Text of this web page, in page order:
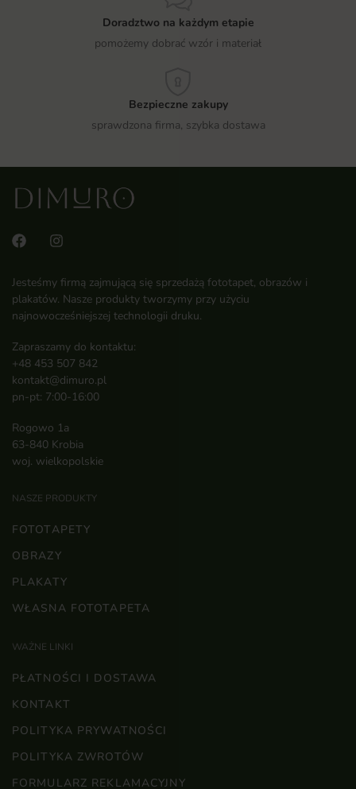
Doradztwo na każdym etapie
pomożemy dobrać wzór i materiał
Bezpieczne zakupy
sprawdzona firma, szybka dostawa
Jesteśmy firmą zajmującą się sprzedażą fototapet, obrazów i
plakatów. Nasze produkty tworzymy przy użyciu
najnowocześniejszej technologii druku.
Zapraszamy do kontaktu:
+48 453 507 842
kontakt@dimuro.pl
pn-pt: 7:00-16:00
Rogowo 1a
63-840 Krobia
woj. wielkopolskie
NASZE PRODUKTY
FOTOTAPETY
OBRAZY
PLAKATY
WŁASNA FOTOTAPETA
WAŻNE LINKI
PŁATNOŚCI I DOSTAWA
KONTAKT
POLITYKA PRYWATNOŚCI
POLITYKA ZWROTÓW
FORMULARZ REKLAMACYJNY